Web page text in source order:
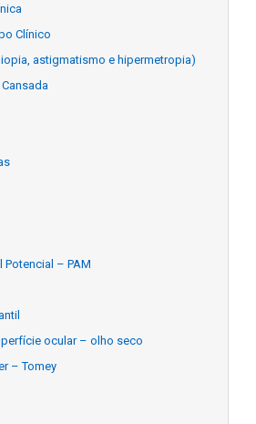
Clínico
astigmatismo e hipermetropia)
Potencial – PAM
ocular – olho seco
– Tomey